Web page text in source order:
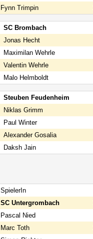
Fynn Trimpin
SC Brombach
Jonas Hecht
Maximilan Wehrle
Valentin Wehrle
Malo Helmboldt
Steuben Feudenheim
Niklas Grimm
Paul Winter
Alexander Gosalia
Daksh Jain
SpielerIn
SC Untergrombach
Pascal Nied
Marc Toth